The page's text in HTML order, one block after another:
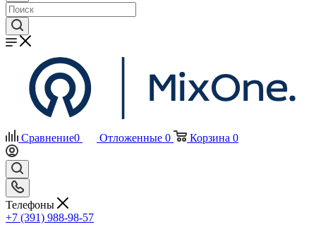
Сравнение0 Отложенные 0 Корзина 0
Телефоны
+7 (391) 988-98-57